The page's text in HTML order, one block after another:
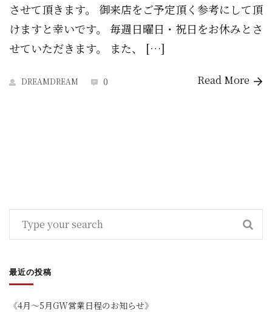
させて頂きます。 御来店をご予定頂く参考にして頂
けますと幸いです。 毎週日曜日・祝日をお休みとさ
せていただきます。 また、 […]
DREAMDREAM 0 Read More
最近の投稿
《4月～5月GW営業日程のお知らせ》